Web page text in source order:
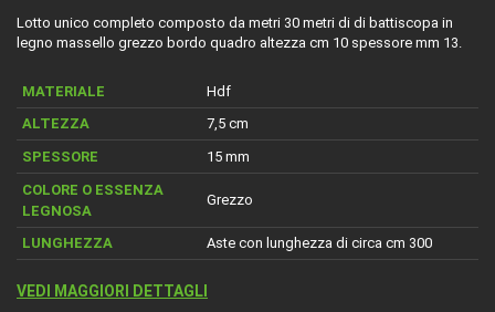
Lotto unico completo composto da metri 30 metri di di battiscopa in
legno massello grezzo bordo quadro altezza cm 10 spessore mm 13.
MATERIALE
Hdf
ALTEZZA
7,5 cm
SPESSORE
15 mm
COLORE O ESSENZA
LEGNOSA
Grezzo
LUNGHEZZA Aste con lunghezza di circa cm 300
VEDI MAGGIORI DETTAGLI